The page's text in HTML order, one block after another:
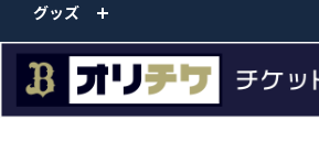
グッズ
ファーム
エンタメ